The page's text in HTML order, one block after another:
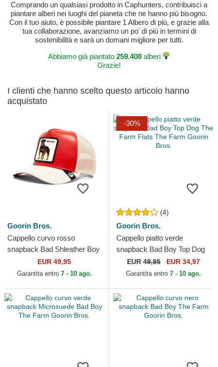
Comprando un qualsiasi prodotto in Caphunters, contribuisci a
piantare alberi nei luoghi del pianeta che ne hanno più bisogno.
Con il tuo aiuto, è possibile piantare 1 Albero di più, e grazie alla
tua collaborazione, avanziamo un po' di più in termini di
sostenibilità e sarà un domani migliore per tutti.
Abbiamo già piantato 259.408 alberi
Grazie!
I clienti che hanno scelto questo articolo hanno
acquistato
Goorin Bros.
Cappello curvo rosso
snapback Bad Shleather Boy
The Farm Goorin Bros.
EUR 49,95
Garantita entro 7 - 10 ago.
-30%
(4)
Goorin Bros.
Cappello piatto verde
snapback Bad Boy Top Dog
The Farm Flats The Farm
Goorin Bros.
EUR 49,95 EUR 34,97
Garantita entro 7 - 10 ago.